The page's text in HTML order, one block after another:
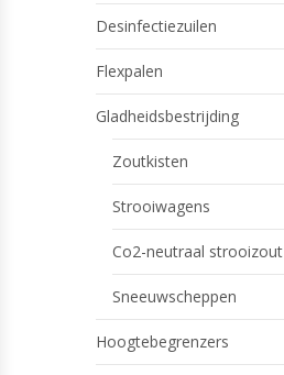
Desinfectiezuilen
Flexpalen
Gladheidsbestrijding
Zoutkisten
Strooiwagens
Co2-neutraal strooizout
Sneeuwscheppen
Hoogtebegrenzers